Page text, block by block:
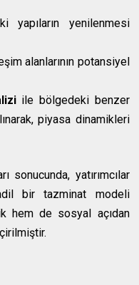
yenilenmesi
alanlarının potansiyel
ile bölgedeki benzer
piyasa dinamikleri
sonucunda, yatırımcılar
bir tazminat modeli
hem de sosyal açıdan